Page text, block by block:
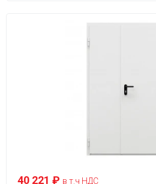
40 221 ₽ в т.ч НДС